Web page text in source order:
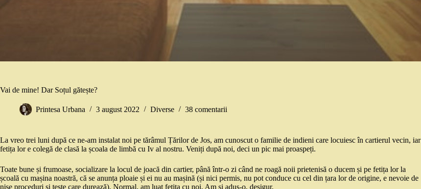
Vai de mine! Dar Soțul gătește?
Printesa Urbana 3 august 2022 Diverse 38 comentarii
La vreo trei luni după ce ne-am instalat noi pe tărâmul Țărilor de Jos, am cunoscut o familie de indieni care locuiesc în cartierul vecin, iar
fetița lor e colegă de clasă la școala de limbă cu Iv al nostru. Veniți după noi, deci un pic mai proaspeți.
Toate bune și frumoase, socializare la locul de joacă din cartier, până într-o zi când ne roagă noii prietenisă o ducem și pe fetița lor la
școală cu mașina noastră, că se anunța ploaie și ei nu au mașină (și nici permis, nu pot conduce cu cel din țara lor de origine, e nevoie de
nișe proceduri și teste care durează). Normal, am luat fetița cu noi. Am și adus-o, desigur.